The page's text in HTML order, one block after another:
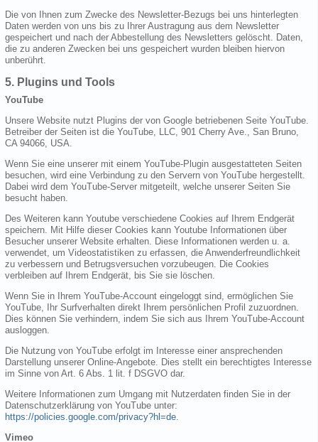
Die von Ihnen zum Zwecke des Newsletter-Bezugs bei uns hinterlegten
Daten werden von uns bis zu Ihrer Austragung aus dem Newsletter
gespeichert und nach der Abbestellung des Newsletters gelöscht. Daten,
die zu anderen Zwecken bei uns gespeichert wurden bleiben hiervon
unberührt.
5. Plugins und Tools
YouTube
Unsere Website nutzt Plugins der von Google betriebenen Seite YouTube.
Betreiber der Seiten ist die YouTube, LLC, 901 Cherry Ave., San Bruno,
CA 94066, USA.
Wenn Sie eine unserer mit einem YouTube-Plugin ausgestatteten Seiten
besuchen, wird eine Verbindung zu den Servern von YouTube hergestellt.
Dabei wird dem YouTube-Server mitgeteilt, welche unserer Seiten Sie
besucht haben.
Des Weiteren kann Youtube verschiedene Cookies auf Ihrem Endgerät
speichern. Mit Hilfe dieser Cookies kann Youtube Informationen über
Besucher unserer Website erhalten. Diese Informationen werden u. a.
verwendet, um Videostatistiken zu erfassen, die Anwenderfreundlichkeit
zu verbessern und Betrugsversuchen vorzubeugen. Die Cookies
verbleiben auf Ihrem Endgerät, bis Sie sie löschen.
Wenn Sie in Ihrem YouTube-Account eingeloggt sind, ermöglichen Sie
YouTube, Ihr Surfverhalten direkt Ihrem persönlichen Profil zuzuordnen.
Dies können Sie verhindern, indem Sie sich aus Ihrem YouTube-Account
ausloggen.
Die Nutzung von YouTube erfolgt im Interesse einer ansprechenden
Darstellung unserer Online-Angebote. Dies stellt ein berechtigtes Interesse
im Sinne von Art. 6 Abs. 1 lit. f DSGVO dar.
Weitere Informationen zum Umgang mit Nutzerdaten finden Sie in der
Datenschutzerklärung von YouTube unter:
https://policies.google.com/privacy?hl=de
Vimeo